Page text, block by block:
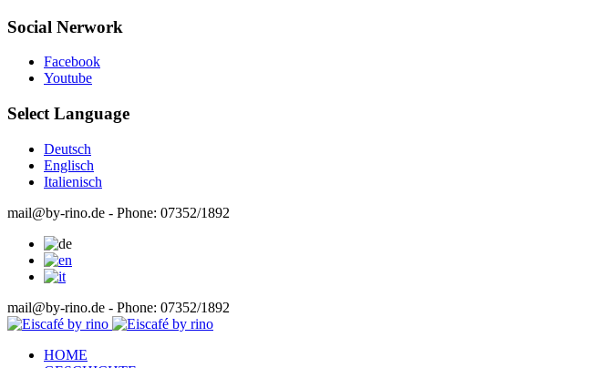
Social Nerwork
Facebook
Youtube
Select Language
Deutsch
Englisch
Italienisch
mail@by-rino.de - Phone: 07352/1892
mail@by-rino.de - Phone: 07352/1892
HOME